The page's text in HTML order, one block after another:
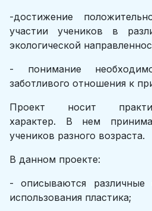
-достижение
участии учеников в
экологической
- понимание
заботливого отношения к
Проект носит
характер. В нем
учеников разного возраста.
В данном проекте:
- описываются различные
использования пластика;